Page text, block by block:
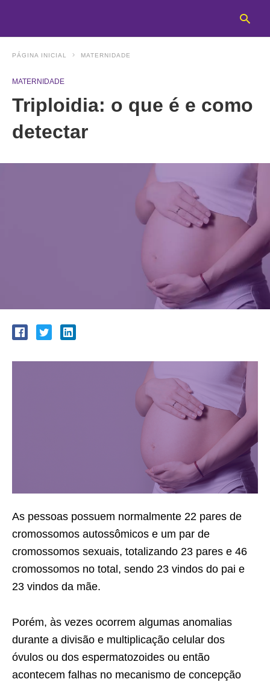
PÁGINA INICIAL MATERNIDADE
MATERNIDADE
Triploidia: o que é e como
detectar
As pessoas possuem normalmente 22 pares de
cromossomos autossômicos e um par de
cromossomos sexuais, totalizando 23 pares e 46
cromossomos no total, sendo 23 vindos do pai e
23 vindos da mãe.
Porém, às vezes ocorrem algumas anomalias
durante a divisão e multiplicação celular dos
óvulos ou dos espermatozoides ou então
acontecem falhas no mecanismo de concepção